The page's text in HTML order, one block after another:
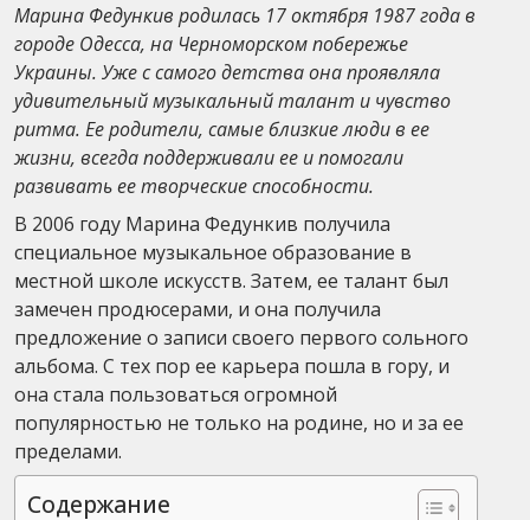
Марина Федункив родилась 17 октября 1987 года в
городе Одесса, на Черноморском побережье
Украины. Уже с самого детства она проявляла
удивительный музыкальный талант и чувство
ритма. Ее родители, самые близкие люди в ее
жизни, всегда поддерживали ее и помогали
развивать ее творческие способности.
В 2006 году Марина Федункив получила
специальное музыкальное образование в
местной школе искусств. Затем, ее талант был
замечен продюсерами, и она получила
предложение о записи своего первого сольного
альбома. С тех пор ее карьера пошла в гору, и
она стала пользоваться огромной
популярностью не только на родине, но и за ее
пределами.
Содержание